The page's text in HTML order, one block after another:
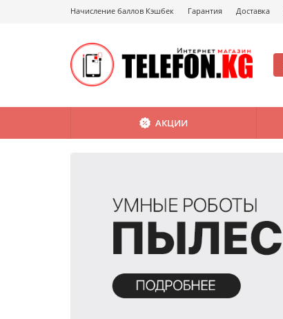
Начисление баллов Кэшбек Гарантия Доставка
АКЦИИ